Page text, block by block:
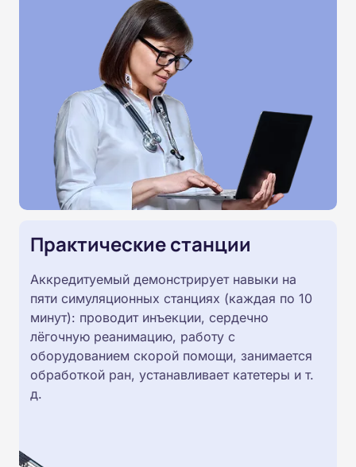
Практические станции
Аккредитуемый демонстрирует навыки на
пяти симуляционных станциях (каждая по 10
минут): проводит инъекции, сердечно
лёгочную реанимацию, работу с
оборудованием скорой помощи, занимается
обработкой ран, устанавливает катетеры и т.
д.